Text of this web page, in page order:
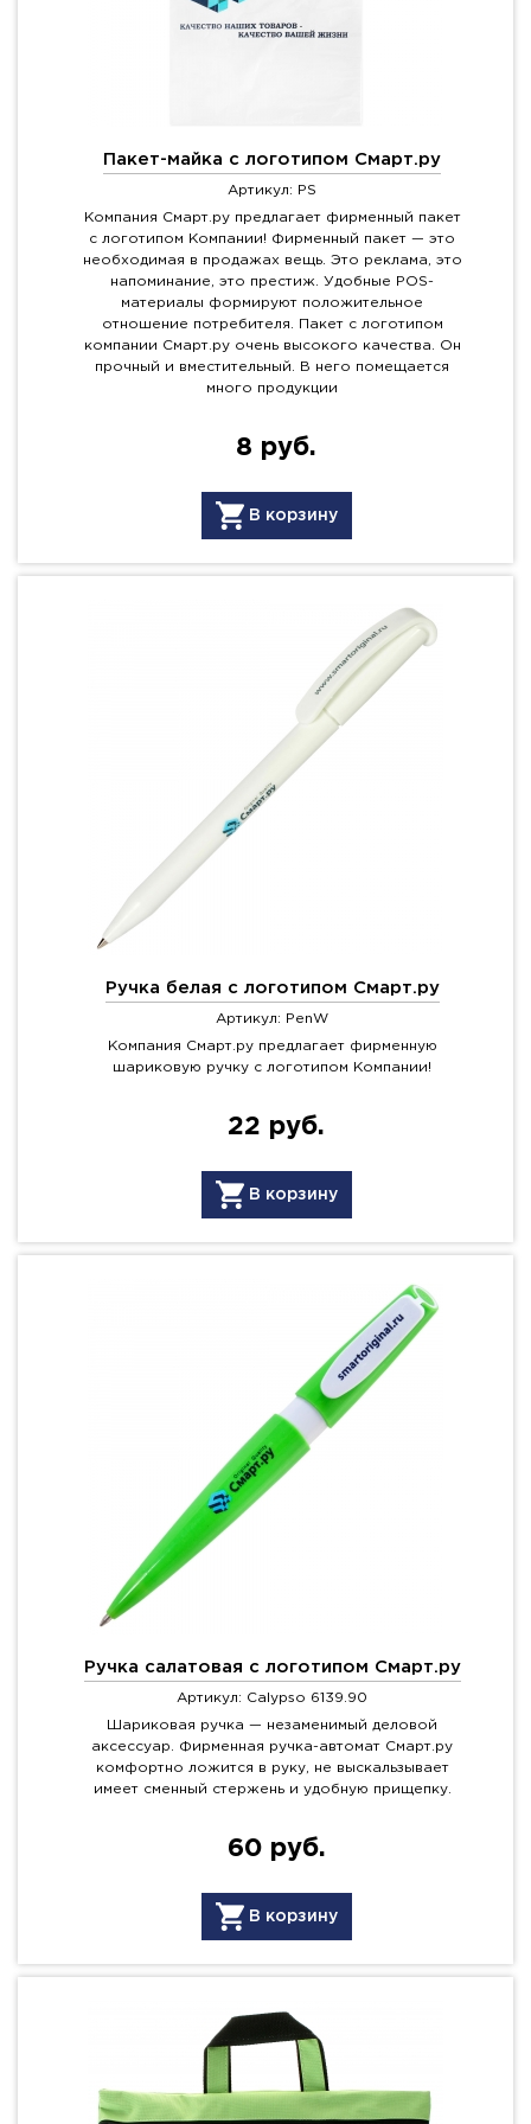
Пакет-майка с логотипом Смарт.ру
Артикул: PS
Компания Смарт.ру предлагает фирменный пакет
с логотипом Компании! Фирменный пакет — это
необходимая в продажах вещь. Это реклама, это
напоминание, это престиж. Удобные POS-
материалы формируют положительное
отношение потребителя. Пакет с логотипом
компании Смарт.ру очень высокого качества. Он
прочный и вместительный. В него помещается
много продукции
8 руб.
В корзину
Ручка белая с логотипом Смарт.ру
Артикул: PenW
Компания Смарт.ру предлагает фирменную
шариковую ручку с логотипом Компании!
22 руб.
В корзину
Ручка салатовая с логотипом Смарт.ру
Артикул: Calypso 6139.90
Шариковая ручка — незаменимый деловой
аксессуар. Фирменная ручка-автомат Смарт.ру
комфортно ложится в руку, не выскальзывает
имеет сменный стержень и удобную прищепку.
60 руб.
В корзину